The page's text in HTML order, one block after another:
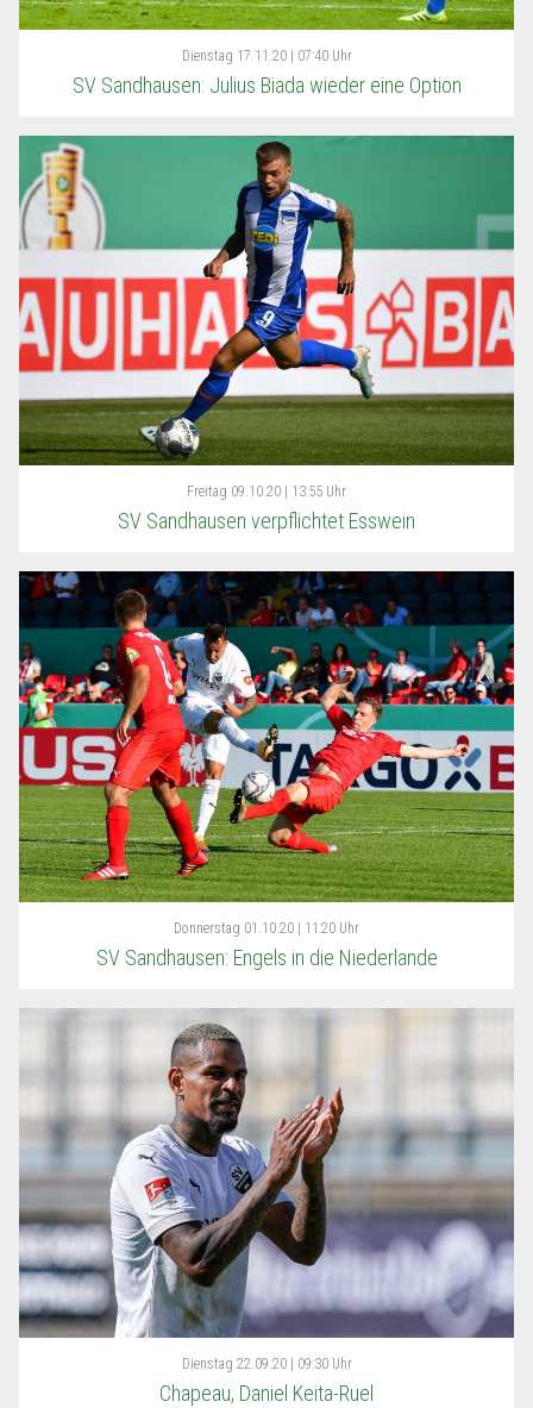
Dienstag 17.11.20 | 07:40 Uhr
SV Sandhausen: Julius Biada wieder eine Option
Freitag 09.10.20 | 13:55 Uhr
SV Sandhausen verpflichtet Esswein
Donnerstag 01.10.20 | 11:20 Uhr
SV Sandhausen: Engels in die Niederlande
Dienstag 22.09.20 | 09:30 Uhr
Chapeau, Daniel Keita-Ruel